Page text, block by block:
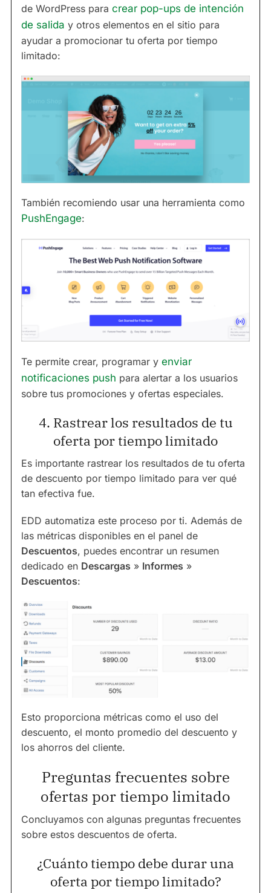
de WordPress para crear pop-ups de intención
de salida y otros elementos en el sitio para
ayudar a promocionar tu oferta por tiempo
limitado:
También recomiendo usar una herramienta como
PushEngage:
Te permite crear, programar y enviar
notificaciones push para alertar a los usuarios
sobre tus promociones y ofertas especiales.
4. Rastrear los resultados de tu
oferta por tiempo limitado
Es importante rastrear los resultados de tu oferta
de descuento por tiempo limitado para ver qué
tan efectiva fue.
EDD automatiza este proceso por ti. Además de
las métricas disponibles en el panel de
Descuentos, puedes encontrar un resumen
dedicado en Descargas » Informes »
Descuentos:
Esto proporciona métricas como el uso del
descuento, el monto promedio del descuento y
los ahorros del cliente.
Preguntas frecuentes sobre
ofertas por tiempo limitado
Concluyamos con algunas preguntas frecuentes
sobre estos descuentos de oferta.
¿Cuánto tiempo debe durar una
oferta por tiempo limitado?